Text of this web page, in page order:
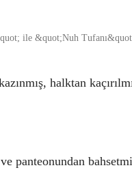
halktan
panteonundan